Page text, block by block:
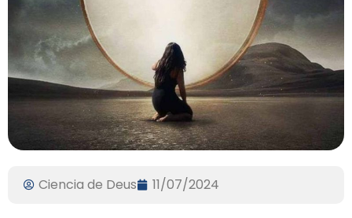
Ciencia de Deus 11/07/2024